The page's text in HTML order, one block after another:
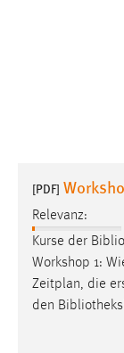
[PDF]
Relevanz:
Kurse der
Workshop 1:
Zeitplan, die
den
Dieser
Name:
Zweck: